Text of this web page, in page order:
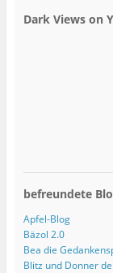
Dark Views on
befreundete
Apfel-Blog
Bäzol 2.0
Bea die
Blitz und Donner